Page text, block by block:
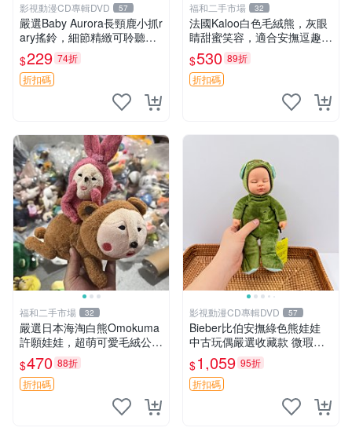
影視動漫CD專輯DVD 57
嚴選Baby Aurora長頸鹿小抓r
ary搖鈴，細節精緻可聆聽清
脆鈴音 軟萌可愛 定制紀念 金
屬搖鈴 新手媽咪推薦 長頸鹿
抓rary 搖鈴
$229 74折
折扣碼
福和二手市場 32
法國Kaloo白色毛絨熊，灰眼
睛甜蜜笑容，適合安撫逗趣可
愛，柔軟面料手感佳。14 白
色安撫熊 毛絨玩具 寶寶逗樂
具
$530 89折
折扣碼
福和二手市場 32
嚴選日本海淘白熊Omokuma
許願娃娃，超萌可愛毛絨公仔
推薦收藏 白熊 Omokuma 毛
絨玩具 偽裝娃娃 玩具擺飾
$470 88折
折扣碼
影視動漫CD專輯DVD 57
Bieber比伯安撫綠色熊娃娃
中古玩偶嚴選收藏款 微瑕輕
度使用 Bieber綠熊娃娃 中古
玩偶 微瑕
$1,059 95折
折扣碼